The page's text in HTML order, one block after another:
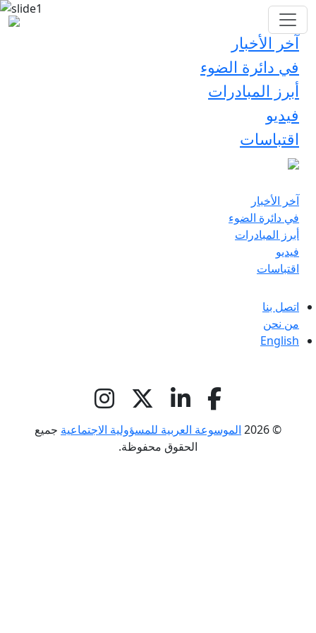
آخر الأخبار
في دائرة الضوء
أبرز المبادرات
فيديو
اقتباسات
آخر الأخبار
في دائرة الضوء
أبرز المبادرات
فيديو
اقتباسات
اتصل بنا
من نحن
English
© 2026 الموسوعة العربية للمسؤولية الاجتماعية جميع
الحقوق محفوظة.